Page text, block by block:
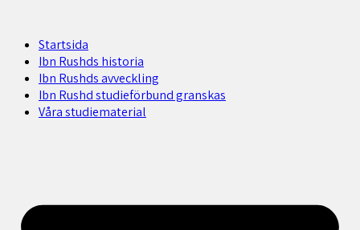
Startsida
Ibn Rushds historia
Ibn Rushds avveckling
Ibn Rushd studieförbund granskas​
Våra studiematerial